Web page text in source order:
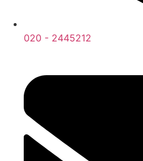
020 - 2445212